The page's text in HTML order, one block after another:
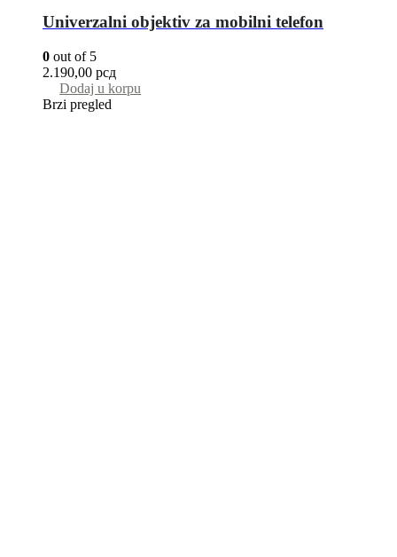
Univerzalni objektiv za mobilni telefon
0 out of 5
2.190,00 рсд
Dodaj u korpu
Brzi pregled